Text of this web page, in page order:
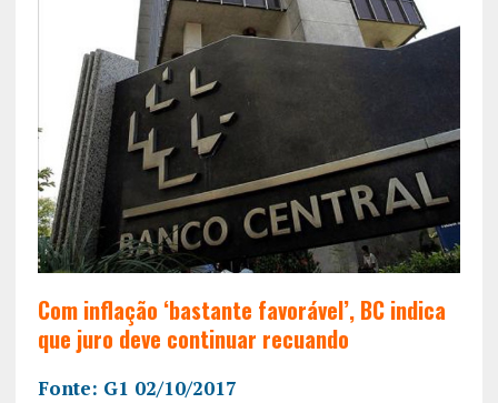
Com inflação ‘bastante favorável’, BC indica
que juro deve continuar recuando
Fonte: G1 02/10/2017